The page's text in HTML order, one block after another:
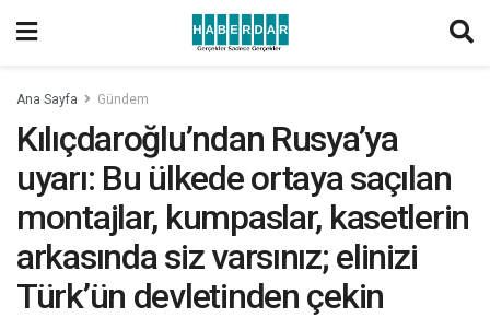
Ana Sayfa Gündem
Kılıçdaroğlu’ndan Rusya’ya
uyarı: Bu ülkede ortaya saçılan
montajlar, kumpaslar, kasetlerin
arkasında siz varsınız; elinizi
Türk’ün devletinden çekin